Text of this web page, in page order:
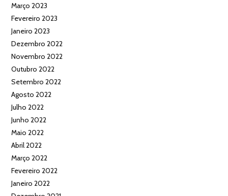
Março 2023
Fevereiro 2023
Janeiro 2023
Dezembro 2022
Novembro 2022
Outubro 2022
Setembro 2022
Agosto 2022
Julho 2022
Junho 2022
Maio 2022
Abril 2022
Março 2022
Fevereiro 2022
Janeiro 2022